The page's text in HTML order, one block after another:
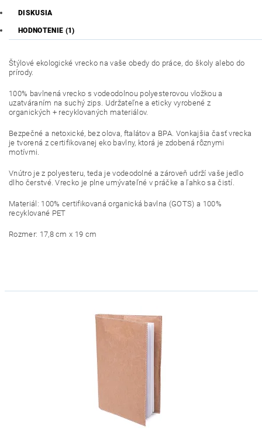
DISKUSIA
HODNOTENIE (1)
Štýlové ekologické vrecko na vaše obedy do práce, do školy alebo do
prírody.
100% bavlnená vrecko s vodeodolnou polyesterovou vložkou a
uzatváraním na suchý zips. Udržateľne a eticky vyrobené z
organických + recyklovaných materiálov.
Bezpečné a netoxické, bez olova, ftalátov a BPA. Vonkajšia časť vrecka
je tvorená z certifikovanej eko bavlny, ktorá je zdobená rôznymi
motívmi.
Vnútro je z polyesteru, teda je vodeodolné a zároveň udrží vaše jedlo
dlho čerstvé. Vrecko je plne umývateľné v práčke a ľahko sa čistí.
Materiál: 100% certifikovaná organická bavlna (GOTS) a 100%
recyklované PET
Rozmer: 17,8 cm x 19 cm